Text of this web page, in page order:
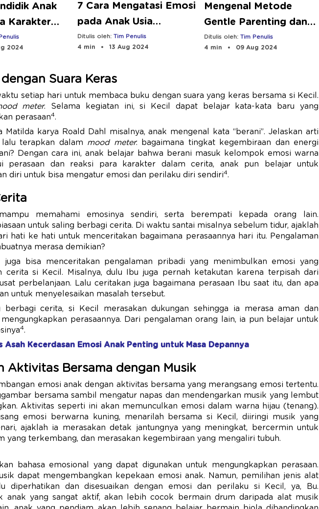
Anak
Karakter
2024
7 Cara Mengatasi Emosi
pada Anak Usia
Prasekolah
Ditulis oleh: Tim Penulis
4 min
13 Aug 2024
Mengenal Metode
Gentle Parenting dan
Cara Menerapkannya
Ditulis oleh:Tim Penulis
4 min
09 Aug 2024
Suara Keras
setiap hari untuk membaca buku dengan suara yang keras bersama si Kecil.
meter. Selama kegiatan ini, si Kecil dapat belajar kata-kata baru yang
perasaan4.
Matilda karya Roald Dahl misalnya, anak mengenal kata “berani”. Jelaskan arti
lalu terapkan dalam mood meter: bagaimana tingkat kegembiraan dan energi
Dengan cara ini, anak belajar bahwa berani masuk kelompok emosi warna
perasaan dan reaksi para karakter dalam cerita, anak pun belajar untuk
diri untuk bisa mengatur emosi dan perilaku diri sendiri4.
memahami emosinya sendiri, serta berempati kepada orang lain.
untuk saling berbagi cerita. Di waktu santai misalnya sebelum tidur, ajaklah
hati ke hati untuk menceritakan bagaimana perasaannya hari itu. Pengalaman
merasa demikian?
juga bisa menceritakan pengalaman pribadi yang menimbulkan emosi yang
cerita si Kecil. Misalnya, dulu Ibu juga pernah ketakutan karena terpisah dari
perbelanjaan. Lalu ceritakan juga bagaimana perasaan Ibu saat itu, dan apa
untuk menyelesaikan masalah tersebut.
berbagi cerita, si Kecil merasakan dukungan sehingga ia merasa aman dan
perasaannya. Dari pengalaman orang lain, ia pun belajar untuk
4.
Asah Kecerdasan Emosi Anak Penting untuk Masa Depannya
Aktivitas Bersama dengan Musik
emosi anak dengan aktivitas bersama yang merangsang emosi tertentu.
bersama sambil mengatur napas dan mendengarkan musik yang lembut
Aktivitas seperti ini akan memunculkan emosi dalam warna hijau (tenang).
emosi berwarna kuning, menarilah bersama si Kecil, diiringi musik yang
ajaklah ia merasakan detak jantungnya yang meningkat, bercermin untuk
yang terkembang, dan merasakan kegembiraan yang mengaliri tubuh.
bahasa emosional yang dapat digunakan untuk mengungkapkan perasaan.
dapat mengembangkan kepekaan emosi anak. Namun, pemilihan jenis alat
diperhatikan dan disesuaikan dengan emosi dan perilaku si Kecil, ya, Bu.
anak yang sangat aktif, akan lebih cocok bermain drum daripada alat musik